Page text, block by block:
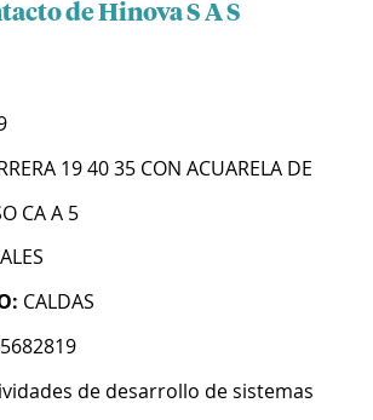
de Hinova S A S
19 40 35 CON ACUARELA DE
CA A 5
CALDAS
de desarrollo de sistemas